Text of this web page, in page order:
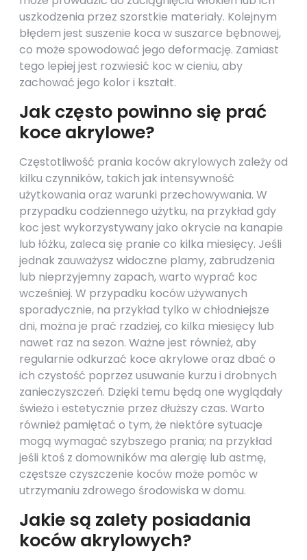
uszkodzenia przez szorstkie materiały. Kolejnym
błędem jest suszenie koca w suszarce bębnowej,
co może spowodować jego deformację. Zamiast
tego lepiej jest rozwiesić koc w cieniu, aby
zachować jego kolor i kształt.
Jak często powinno się prać
koce akrylowe?
Częstotliwość prania koców akrylowych zależy od
kilku czynników, takich jak intensywność
użytkowania oraz warunki przechowywania. W
przypadku codziennego użytku, na przykład gdy
koc jest wykorzystywany jako okrycie na kanapie
lub łóżku, zaleca się pranie co kilka miesięcy. Jeśli
jednak zauważysz widoczne plamy, zabrudzenia
lub nieprzyjemny zapach, warto wyprać koc
wcześniej. W przypadku koców używanych
sporadycznie, na przykład tylko w chłodniejsze
dni, można je prać rzadziej, co kilka miesięcy lub
nawet raz na sezon. Ważne jest również, aby
regularnie odkurzać koce akrylowe oraz dbać o
ich czystość poprzez usuwanie kurzu i drobnych
zanieczyszczeń. Dzięki temu będą one wyglądały
świeżo i estetycznie przez dłuższy czas. Warto
również pamiętać o tym, że niektóre sytuacje
mogą wymagać szybszego prania; na przykład
jeśli ktoś z domowników ma alergię lub astmę,
częstsze czyszczenie koców może pomóc w
utrzymaniu zdrowego środowiska w domu.
Jakie są zalety posiadania
koców akrylowych?